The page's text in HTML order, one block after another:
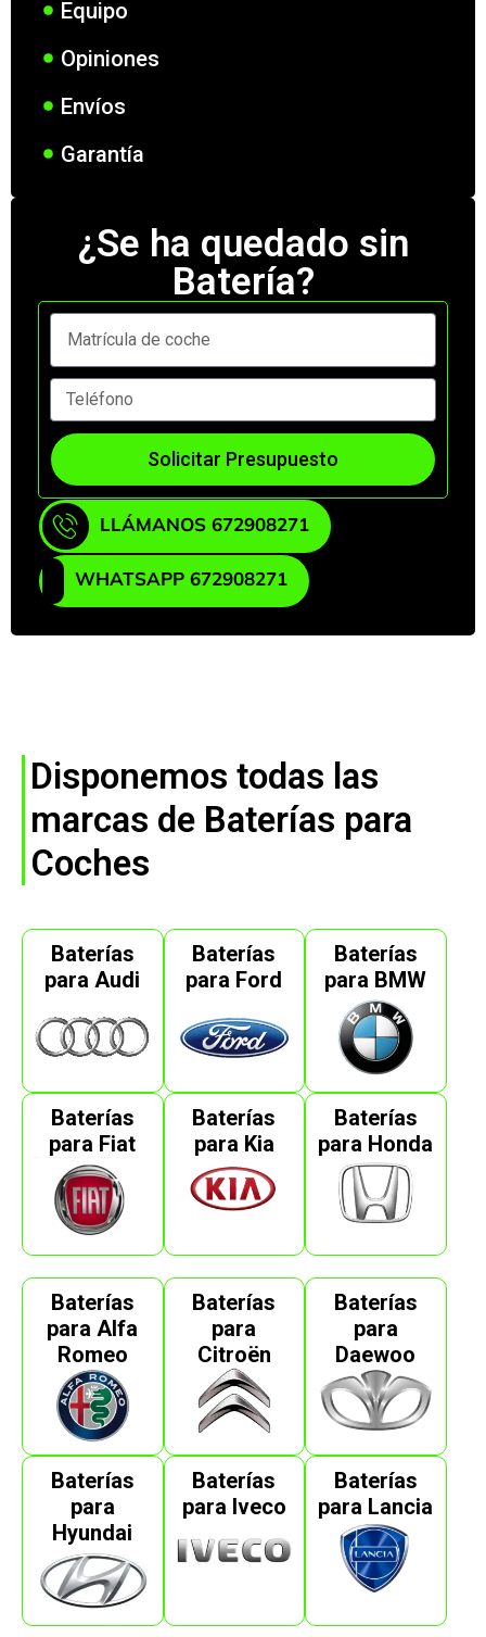
Equipo
Opiniones
Envíos
Garantía
¿Se ha quedado sin
Batería?
Solicitar Presupuesto
LLÁMANOS 672908271
WHATSAPP 672908271
Disponemos todas las
marcas de Baterías para
Coches
Baterías
para Audi
Baterías
para Ford
Baterías
para BMW
Baterías
para Fiat
Baterías
para Kia
Baterías
para Honda
Baterías
para Alfa
Romeo
Baterías
para
Citroën
Baterías
para
Daewoo
Baterías
para
Hyundai
Baterías
para Iveco
Baterías
para Lancia